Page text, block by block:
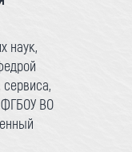
наук,
ФГБОУ ВО